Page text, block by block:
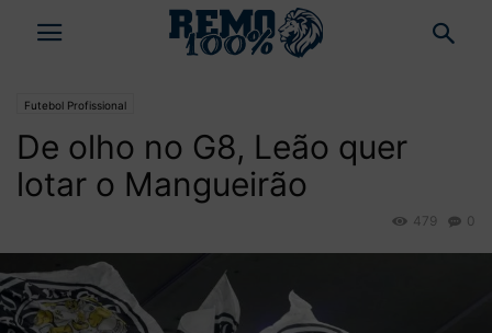
Futebol Profissional
De olho no G8, Leão quer
lotar o Mangueirão
0
479